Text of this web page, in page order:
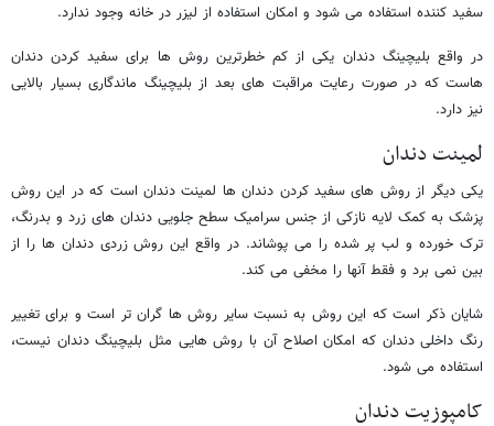
سفید کننده استفاده می شود و امکان استفاده از لیزر در خانه وجود ندارد.
در واقع بلیچینگ دندان یکی از کم خطرترین روش ها برای سفید کردن دندان
هاست که در صورت رعایت مراقبت های بعد از بلیچینگ ماندگاری بسیار بالایی
نیز دارد.
لمینت دندان
یکی دیگر از روش های سفید کردن دندان ها لمینت دندان است که در این روش
پزشک به کمک لایه نازکی از جنس سرامیک سطح جلویی دندان های زرد و بدرنگ،
ترک خورده و لب پر شده را می پوشاند. در واقع این روش زردی دندان ها را از
بین نمی برد و فقط آنها را مخفی می کند.
شایان ذکر است که این روش به نسبت سایر روش ها گران تر است و برای تغییر
رنگ داخلی دندان که امکان اصلاح آن با روش هایی مثل بلیچینگ دندان نیست،
استفاده می شود.
کامپوزیت دندان